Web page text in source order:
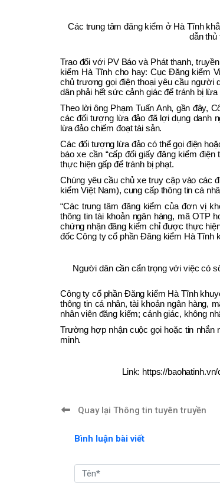
Các trung tâm đăng kiểm ở Hà Tĩnh
dẫn thủ
Trao đổi với PV Báo và Phát thanh,
kiểm Hà Tĩnh cho hay: Cục Đăng kiểm
chủ trương gọi điện thoại yêu cầu người
dân phải hết sức cảnh giác để tránh bị lừa
Theo lời ông Phạm Tuấn Anh, gần đây,
các đối tượng lừa đảo đã lợi dụng danh
lừa đảo chiếm đoạt tài sản.
Các đối tượng lừa đảo có thể gọi điện
báo xe cần “cấp đổi giấy đăng kiểm điện
thực hiện gấp để tránh bị phạt.
Chúng yêu cầu chủ xe truy cập vào các
kiểm Việt Nam), cung cấp thông tin cá
“Các trung tâm đăng kiểm của đơn vị
thông tin tài khoản ngân hàng, mã OTP
chứng nhận đăng kiểm chỉ được thực
đốc Công ty cổ phần Đăng kiểm Hà Tĩnh
Người dân cần cẩn trọng với việc có
Công ty cổ phần Đăng kiểm Hà Tĩnh
thông tin cá nhân, tài khoản ngân hàng,
nhân viên đăng kiểm; cảnh giác, không
Trường hợp nhận cuộc gọi hoặc tin nhắn
minh.
Link: https://
Quay lại Thông tin tuyên truyền
Bình luận bài viết